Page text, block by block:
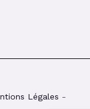
Légales -